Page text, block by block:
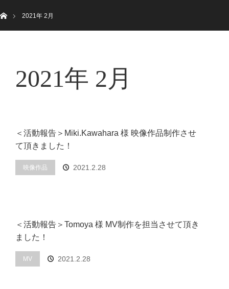
menu
WORKS
2021年 2月
2021年 2月
＜活動報告＞Miki.Kawahara 様 映像作品制作させ
て頂きました！
映像作品 2021.2.28
＜活動報告＞Tomoya 様 MV制作を担当させて頂き
ました！
MV 2021.2.28